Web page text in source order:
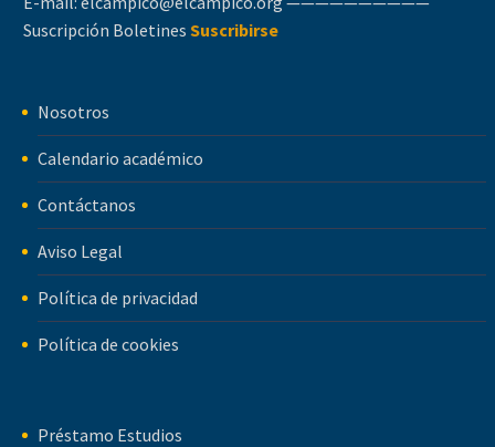
Suscripción Boletines Suscribirse
Nosotros
Calendario académico
Contáctanos
Aviso Legal
Política de privacidad
Política de cookies
Préstamo Estudios